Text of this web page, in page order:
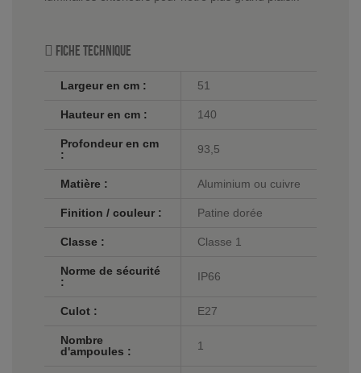
Fiche technique
Largeur en cm : 51
Hauteur en cm : 140
Profondeur en cm
:
93,5
Matière : Aluminium ou cuivre
Finition / couleur : Patine dorée
Classe : Classe 1
Norme de sécurité
:
IP66
Culot : E27
Nombre
d'ampoules :
1